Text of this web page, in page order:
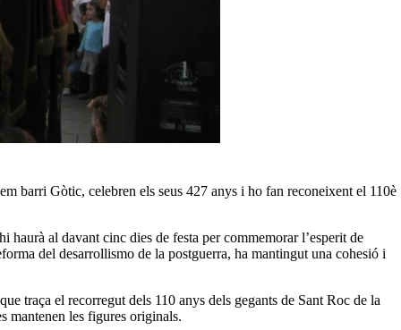
barri Gòtic, celebren els seus 427 anys i ho fan reconeixent el 110è
al davant cinc dies de festa per commemorar l’esperit de
del desarrollismo de la postguerra, ha mantingut una cohesió i
traça el recorregut dels 110 anys dels gegants de Sant Roc de la
mantenen les figures originals.